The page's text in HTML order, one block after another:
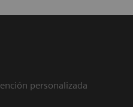
personalizada